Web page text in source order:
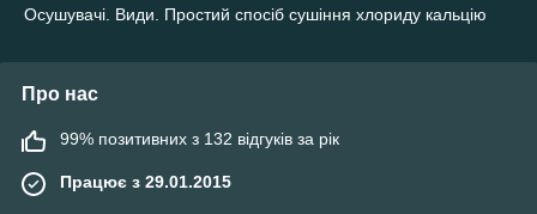
Осушувачі. Види. Простий спосіб сушіння хлориду кальцію
Про нас
99% позитивних з 132 відгуків за рік
Працює з 29.01.2015